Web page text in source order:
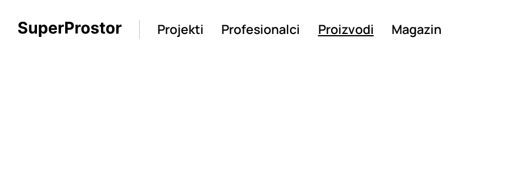
Projekti Profesionalci Proizvodi Magazin